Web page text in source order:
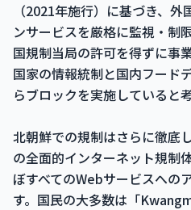
（2021年施行）に基づき、
ンサービスを厳格に監視・制
国規制当局の許可を得ずに事
国家の情報統制と国内フード
らブロックを実施していると
北朝鮮での規制はさらに徹底
の全面的インターネット規制
ぼすべてのWebサービスへの
す。国民の大多数は「